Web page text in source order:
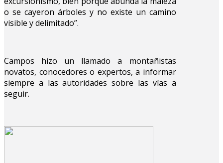
o se cayeron árboles y no existe un camino
visible y delimitado”.
Campos hizo un llamado a montañistas
novatos, conocedores o expertos, a informar
siempre a las autoridades sobre las vías a
seguir.